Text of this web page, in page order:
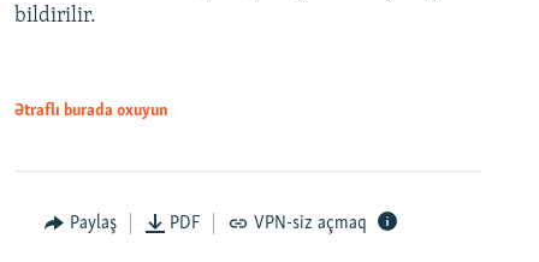
bildirilir.
Ətraflı burada oxuyun
Paylaş PDF VPN-siz açmaq